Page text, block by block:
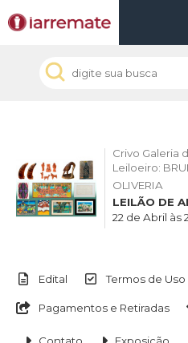
Crivo Galeria
Leiloeiro:
OLIVERIA
LEILÃO DE
22 de Abril às
Edital Termos de Uso
Pagamentos e Retiradas